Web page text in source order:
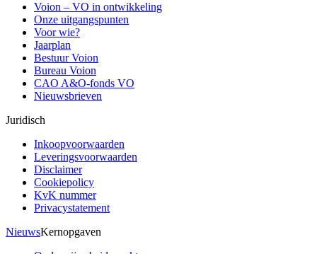
Voion – VO in ontwikkeling
Onze uitgangspunten
Voor wie?
Jaarplan
Bestuur Voion
Bureau Voion
CAO A&O-fonds VO
Nieuwsbrieven
Juridisch
Inkoopvoorwaarden
Leveringsvoorwaarden
Disclaimer
Cookiepolicy
KvK nummer
Privacystatement
NieuwsKernopgaven